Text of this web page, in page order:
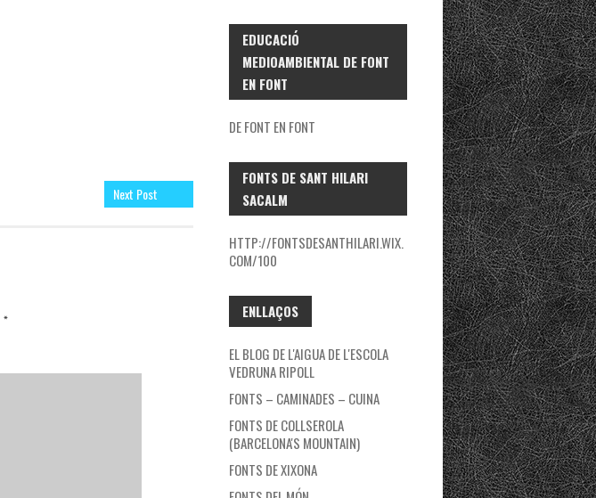
Next Post
*
EDUCACIÓ
MEDIOAMBIENTAL DE FONT
EN FONT
DE FONT EN FONT
FONTS DE SANT HILARI
SACALM
HTTP://FONTSDESANTHILARI.WIX.
COM/100
ENLLAÇOS
EL BLOG DE L'AIGUA DE L'ESCOLA
VEDRUNA RIPOLL
FONTS – CAMINADES – CUINA
FONTS DE COLLSEROLA
(BARCELONA'S MOUNTAIN)
FONTS DE XIXONA